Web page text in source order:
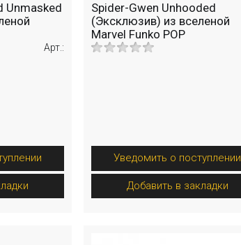
Unmasked
Арт.:
Spider-Gwen Unhooded
(Эксклюзив) из вселеной
Marvel Funko POP
Уведомить о поступлении
Добавить в закладки